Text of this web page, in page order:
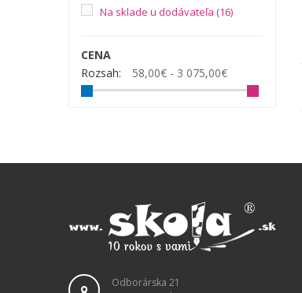
Na sklade u dodávateľa (16)
CENA
Rozsah:
58,00€ - 3 075,00€
Odborárska 21